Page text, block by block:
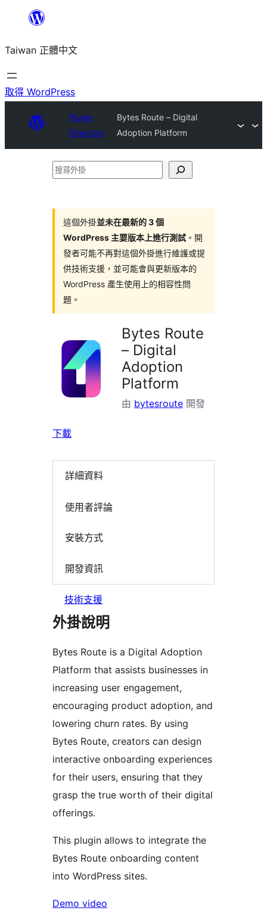
主
要
內
Taiwan 正體中文
取得 WordPress
Plugin
Directory
Bytes Route – Digital
Adoption Platform
搜
這個外掛並未在最新的 3 個
WordPress 主要版本上進行測試 。開
發者可能不再對這個外掛進行維護或提
供技術支援，並可能會與更新版本的
WordPress 產生使用上的相容性問
題。
Bytes Route
– Digital
Adoption
Platform
由 bytesroute 開發
下載
詳細資料
使用者評論
安裝方式
開發資訊
技術支援
外掛說明
Bytes Route is a Digital Adoption
Platform that assists businesses in
increasing user engagement,
encouraging product adoption, and
lowering churn rates. By using
Bytes Route, creators can design
interactive onboarding experiences
for their users, ensuring that they
grasp the true worth of their digital
offerings.
This plugin allows to integrate the
Bytes Route onboarding content
into WordPress sites.
Demo video